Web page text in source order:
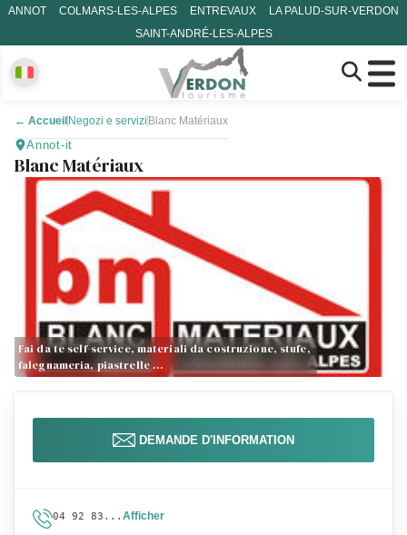
ANNOT COLMARS-LES-ALPES ENTREVAUX
LA PALUD-SUR-VERDON
SAINT-ANDRÉ-LES-ALPES
← Accueil Negozi e servizi Blanc Matériaux
Annot-it
Blanc Matériaux
Fai da te self-service, materiali da costruzione, stufe,
falegnameria, piastrelle …
DEMANDE D'INFORMATION
04 92 83... Afficher